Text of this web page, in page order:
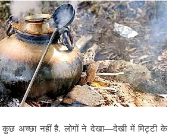
कुछ अच्छा नहीं है. लोगों ने देखा—देखी में मिट्टी के